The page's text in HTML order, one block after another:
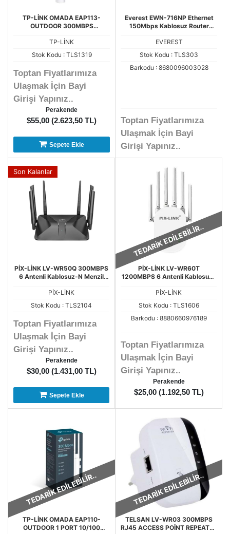
TP-LİNK OMADA EAP113-
OUTDOOR 300MBPS
ACCESS POINT
TP-LİNK
Stok Kodu : TLS1319
Toptan Fiyatlarımıza
Ulaşmak İçin Bayi
Girişi Yapınız..
Perakende
$55,00 (2.623,50 TL)
Sepete Ekle
Everest EWN-716NP Ethernet
150Mbps Kablosuz Router
EVEREST
Stok Kodu : TLS303
Barkodu : 8680096003028
Toptan Fiyatlarımıza
Ulaşmak İçin Bayi
Girişi Yapınız..
Son Kalanlar
PİX-LİNK LV-WR50Q 300MBPS
6 Antenli Kablosuz-N Menzil
PİX-LİNK
Stok Kodu : TLS2104
Toptan Fiyatlarımıza
Ulaşmak İçin Bayi
Girişi Yapınız..
Perakende
$30,00 (1.431,00 TL)
Sepete Ekle
TEDARİK EDİLEBİLİR..
PİX-LİNK LV-WR60T
1200MBPS 6 Antenli Kablosuz-
Router GAB-WR60T
PİX-LİNK
Stok Kodu : TLS1606
Barkodu : 8880660976189
Toptan Fiyatlarımıza
Ulaşmak İçin Bayi
Girişi Yapınız..
Perakende
$25,00 (1.192,50 TL)
TEDARİK EDİLEBİLİR..
TP-LİNK OMADA EAP110-
OUTDOOR 1 PORT 10/100
TEDARİK EDİLEBİLİR..
TELSAN LV-WR03 300MBPS
RJ45 ACCESS POİNT REPEATER